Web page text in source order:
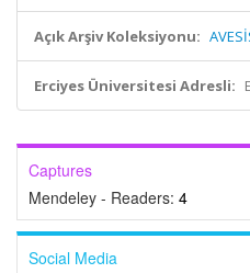
Açık Arşiv Koleksiyonu:
Erciyes Üniversitesi Adresli:
Captures
Mendeley - Readers: 4
Social Media